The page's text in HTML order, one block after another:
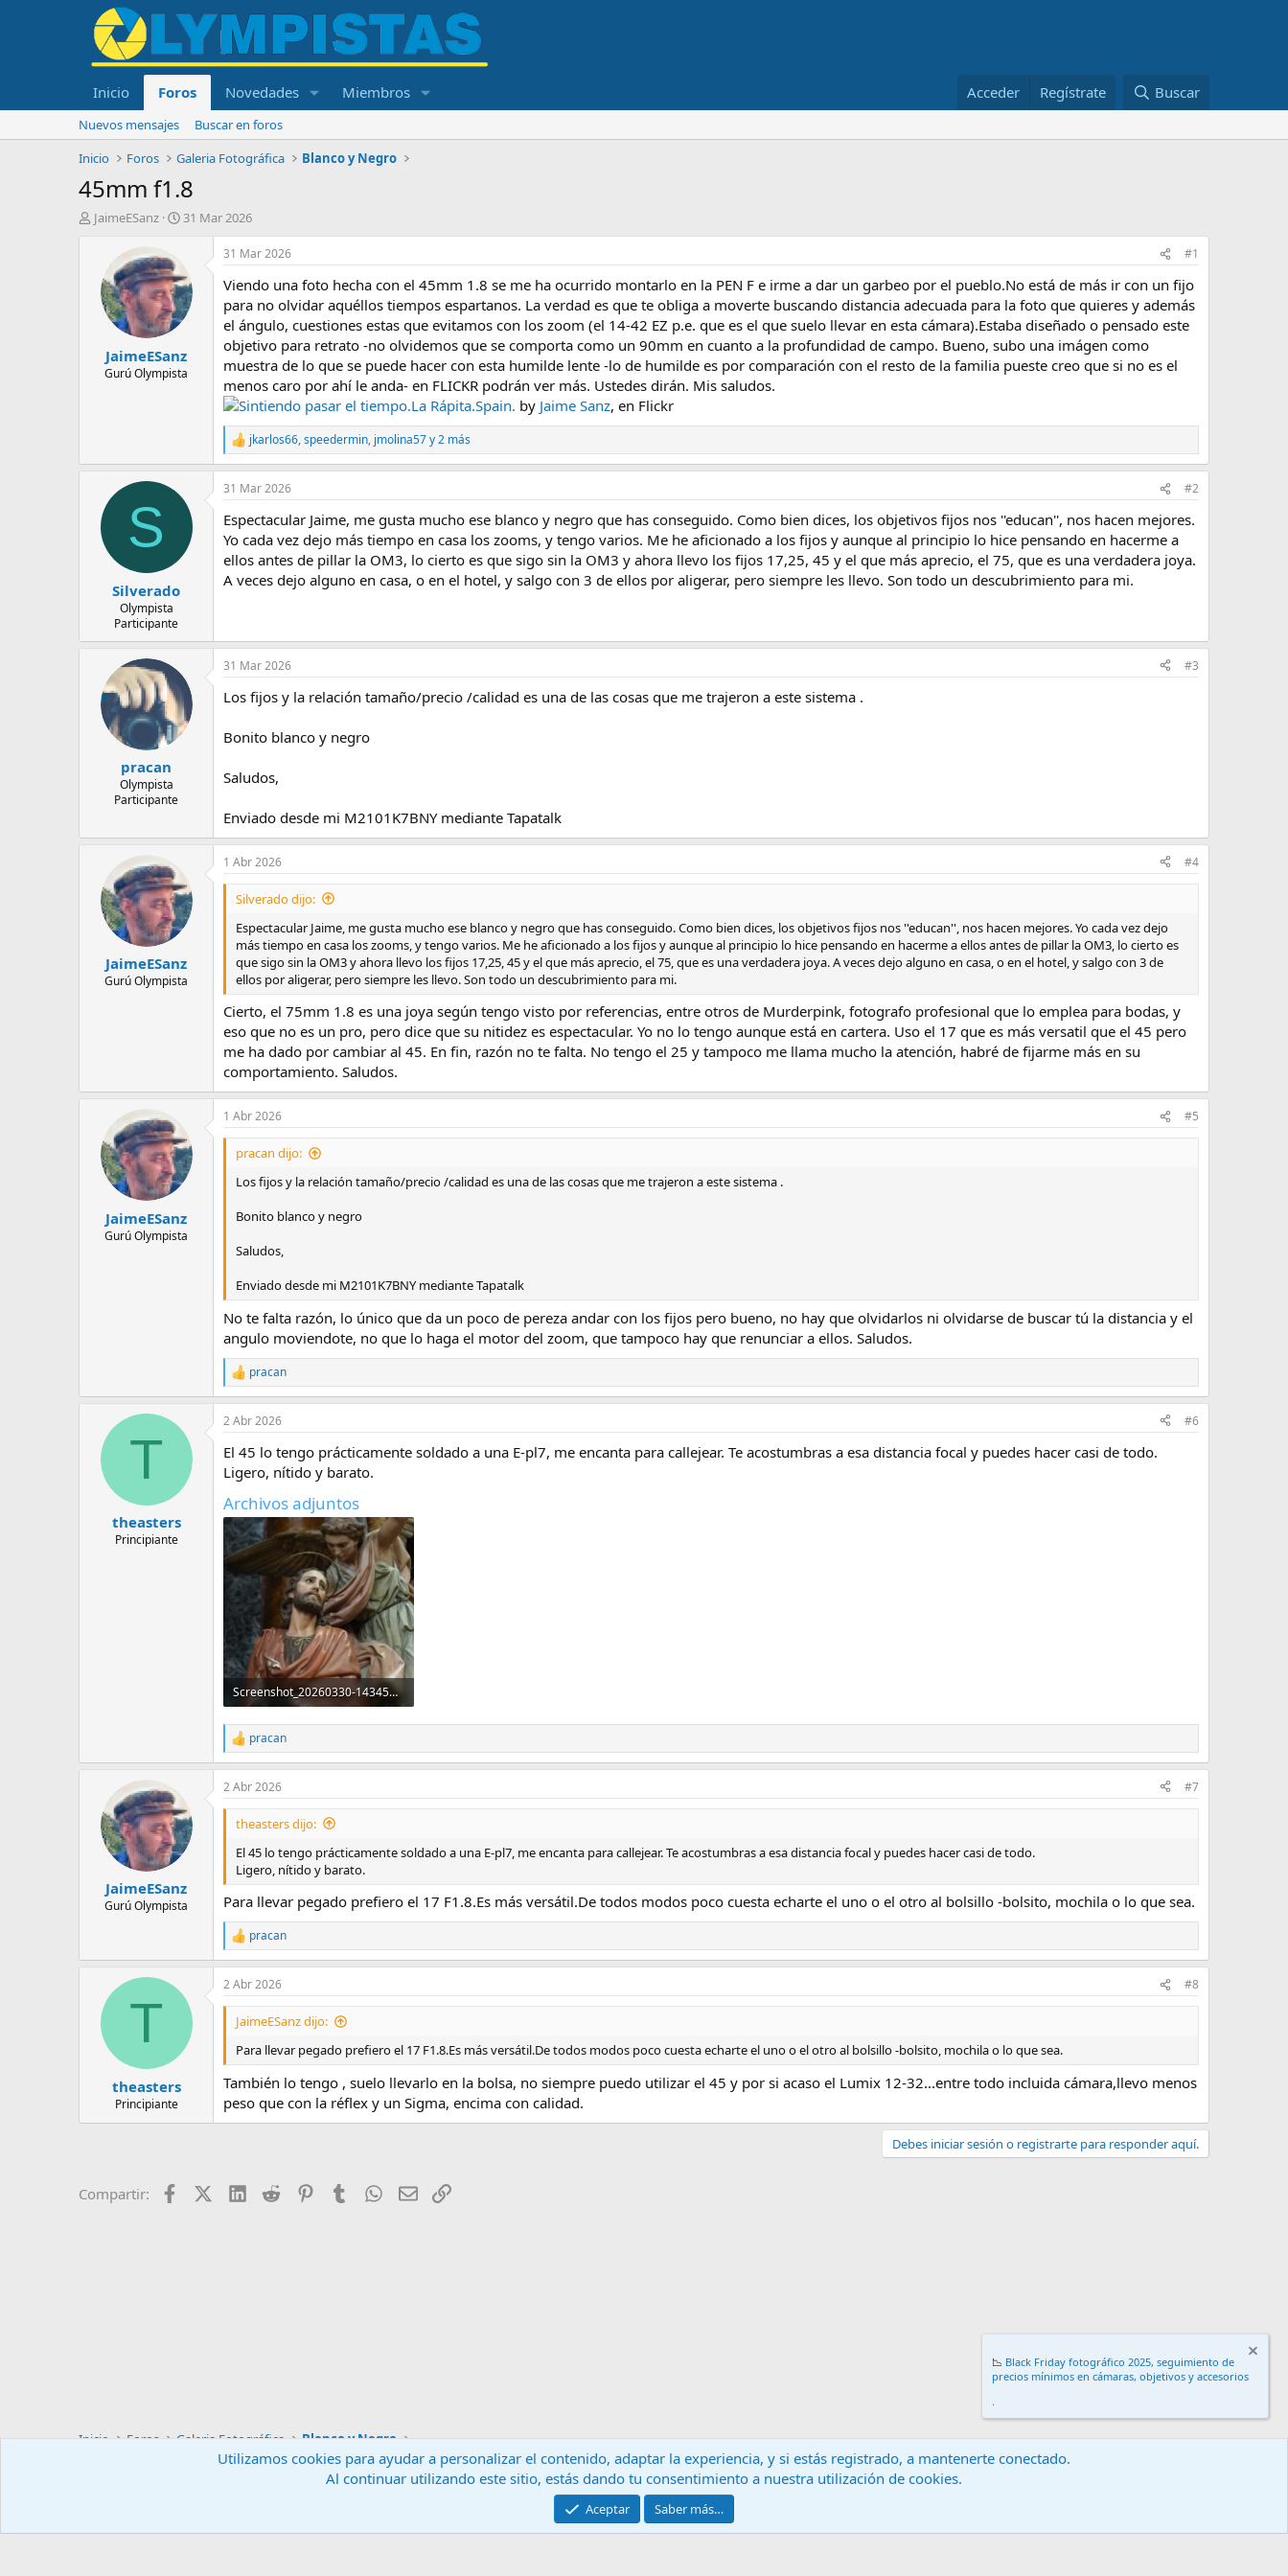
Inicio Foros Novedades Miembros Acceder Regístrate Buscar
Nuevos mensajes
Buscar en foros
Inicio
Foros Galeria Fotográfica Blanco y Negro
45mm f1.8
IJaimeESanz
F
h
a
d
e
n
i
31 Mar 2026
JaimeESanz
Gurú Olympista
31 Mar 2026 #1
Viendo una foto hecha con el 45mm 1.8 se me ha ocurrido montarlo en la PEN F e irme a dar un garbeo por el pueblo.No está de más ir con un fijo
para no olvidar aquéllos tiempos espartanos. La verdad es que te obliga a moverte buscando distancia adecuada para la foto que quieres y además
el ángulo, cuestiones estas que evitamos con los zoom (el 14-42 EZ p.e. que es el que suelo llevar en esta cámara).Estaba diseñado o pensado este
objetivo para retrato -no olvidemos que se comporta como un 90mm en cuanto a la profundidad de campo. Bueno, subo una imágen como
muestra de lo que se puede hacer con esta humilde lente -lo de humilde es por comparación con el resto de la familia pueste creo que si no es el
menos caro por ahí le anda- en FLICKR podrán ver más. Ustedes dirán. Mis saludos.
Sintiendo pasar el tiempo.La Rápita.Spain. by Jaime Sanz, en Flickr
R
e
a
c
i
o
n
e
s
jkarlos66,speedermin, jmolina57y 2 más
S
Silverado
Olympista
Participante
31 Mar 2026 #2
Espectacular Jaime, me gusta mucho ese blanco y negro que has conseguido. Como bien dices, los objetivos fijos nos ''educan'', nos hacen mejores.
Yo cada vez dejo más tiempo en casa los zooms, y tengo varios. Me he aficionado a los fijos y aunque al principio lo hice pensando en hacerme a
ellos antes de pillar la OM3, lo cierto es que sigo sin la OM3 y ahora llevo los fijos 17,25, 45 y el que más aprecio, el 75, que es una verdadera joya.
A veces dejo alguno en casa, o en el hotel, y salgo con 3 de ellos por aligerar, pero siempre les llevo. Son todo un descubrimiento para mi.
pracan
Olympista
Participante
31 Mar 2026 #3
Los fijos y la relación tamaño/precio /calidad es una de las cosas que me trajeron a este sistema .
Bonito blanco y negro
Saludos,
Enviado desde mi M2101K7BNY mediante Tapatalk
JaimeESanz
Gurú Olympista
1 Abr 2026 #4
Silverado dijo:
Espectacular Jaime, me gusta mucho ese blanco y negro que has conseguido. Como bien dices, los objetivos fijos nos ''educan'', nos hacen mejores. Yo cada vez dejo
más tiempo en casa los zooms, y tengo varios. Me he aficionado a los fijos y aunque al principio lo hice pensando en hacerme a ellos antes de pillar la OM3, lo cierto es
que sigo sin la OM3 y ahora llevo los fijos 17,25, 45 y el que más aprecio, el 75, que es una verdadera joya. A veces dejo alguno en casa, o en el hotel, y salgo con 3 de
ellos por aligerar, pero siempre les llevo. Son todo un descubrimiento para mi.
Cierto, el 75mm 1.8 es una joya según tengo visto por referencias, entre otros de Murderpink, fotografo profesional que lo emplea para bodas, y
eso que no es un pro, pero dice que su nitidez es espectacular. Yo no lo tengo aunque está en cartera. Uso el 17 que es más versatil que el 45 pero
me ha dado por cambiar al 45. En fin, razón no te falta. No tengo el 25 y tampoco me llama mucho la atención, habré de fijarme más en su
comportamiento. Saludos.
JaimeESanz
Gurú Olympista
1 Abr 2026 #5
pracan dijo:
Los fijos y la relación tamaño/precio /calidad es una de las cosas que me trajeron a este sistema .
Bonito blanco y negro
Saludos,
Enviado desde mi M2101K7BNY mediante Tapatalk
No te falta razón, lo único que da un poco de pereza andar con los fijos pero bueno, no hay que olvidarlos ni olvidarse de buscar tú la distancia y el
angulo moviendote, no que lo haga el motor del zoom, que tampoco hay que renunciar a ellos. Saludos.
R
e
a
c
i
o
n
e
s
:
pracan
T
theasters
Principiante
2 Abr 2026 #6
El 45 lo tengo prácticamente soldado a una E-pl7, me encanta para callejear. Te acostumbras a esa distancia focal y puedes hacer casi de todo.
Ligero, nítido y barato.
Archivos adjuntos
Screenshot_20260330-143453.Aves.jpg
374 KB · Visitas: 6
R
e
a
c
c
s
:
pracan
JaimeESanz
Gurú Olympista
2 Abr 2026 #7
theasters dijo:
El 45 lo tengo prácticamente soldado a una E-pl7, me encanta para callejear. Te acostumbras a esa distancia focal y puedes hacer casi de todo.
Ligero, nítido y barato.
Para llevar pegado prefiero el 17 F1.8.Es más versátil.De todos modos poco cuesta echarte el uno o el otro al bolsillo -bolsito, mochila o lo que sea.
R
e
a
c
c
o
e
s
pracan
T
theasters
Principiante
2 Abr 2026 #8
JaimeESanz dijo:
Para llevar pegado prefiero el 17 F1.8.Es más versátil.De todos modos poco cuesta echarte el uno o el otro al bolsillo -bolsito, mochila o lo que sea.
También lo tengo , suelo llevarlo en la bolsa, no siempre puedo utilizar el 45 y por si acaso el Lumix 12-32...entre todo incluida cámara,llevo menos
peso que con la réflex y un Sigma, encima con calidad.
Debes iniciar sesión o registrarte para responder aquí.
Compartir: FacebookX (Twitter)
LinkedIn
Reddit PinterestTumblrWhatsApp
EmailEnlace
Inicio Foros Galeria Fotográfica Blanco y Negro
Contáctanos Términos y reglas
Community platform by XenForo® © 2010-2024 XenForo Ltd.
📉 Black Friday fotográfico 2025, seguimiento de
precios mínimos en cámaras, objetivos y accesorios
.
Utilizamos cookies para ayudar a personalizar el contenido, adaptar la experiencia, y si estás registrado, a mantenerte conectado.
Al continuar utilizando este sitio, estás dando tu consentimiento a nuestra utilización de cookies.
Aceptar Saber más…